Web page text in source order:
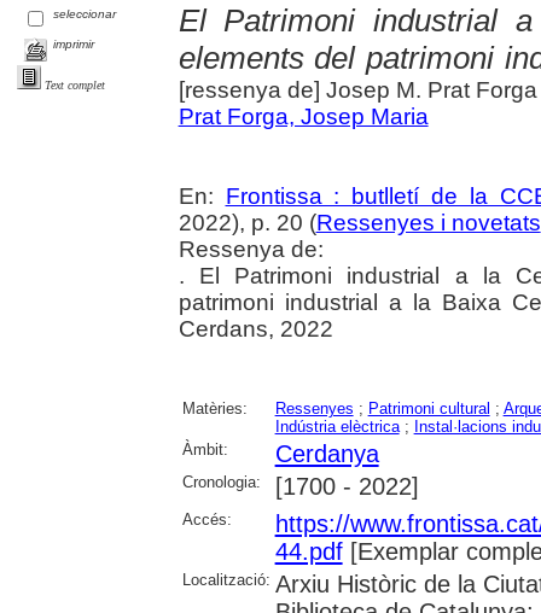
seleccionar
imprimir
Text complet
El Patrimoni industrial
elements del patrimoni
[ressenya de] Josep M. Prat Forga
Prat Forga, Josep Maria
En: Frontissa : butlletí de la
2022), p. 20 (Ressenyes i novetats
Ressenya de:
. El Patrimoni industrial a la
patrimoni industrial a la Baixa
Cerdans, 2022
Matèries: Ressenyes ; Patrimoni cultural ;
Indústria elèctrica; Instal·lacions
Àmbit:
Cerdanya
Cronologia: [1700 - 2022]
Accés:
https://
44.pdf[Exemplar
Localització: Arxiu Històric de la